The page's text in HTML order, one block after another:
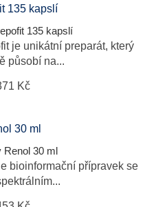
135 kapslí
je unikátní preparát, který
působí na...
Kč
Renol 30 ml
bioinformační přípravek se